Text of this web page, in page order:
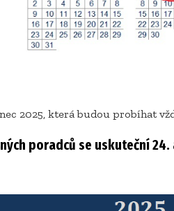
2025, která budou probíhat
poradců se uskuteční 24.